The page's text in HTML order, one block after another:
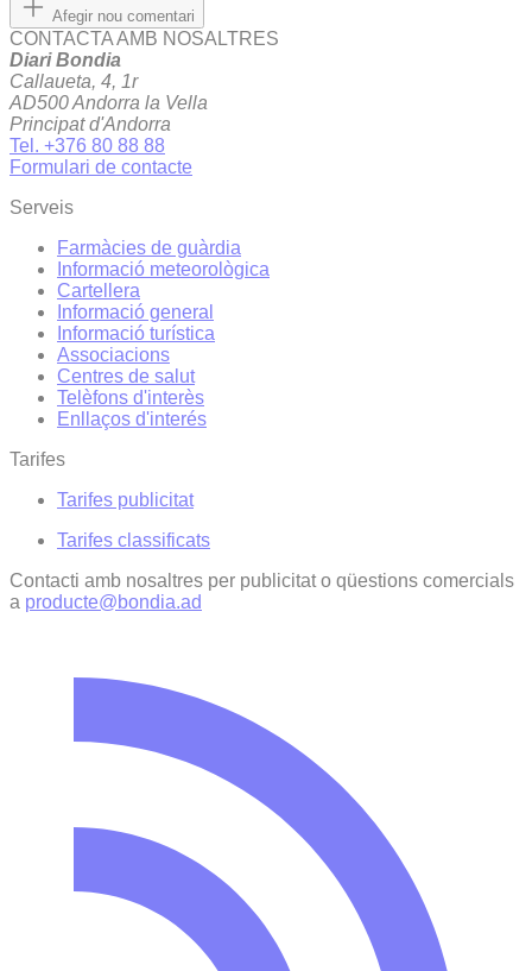
Afegir nou comentari
CONTACTA AMB NOSALTRES
Diari Bondia
Callaueta, 4, 1r
AD500 Andorra la Vella
Principat d'Andorra
Tel. +376 80 88 88
Formulari de contacte
Serveis
Farmàcies de guàrdia
Informació meteorològica
Cartellera
Informació general
Informació turística
Associacions
Centres de salut
Telèfons d'interès
Enllaços d'interés
Tarifes
Tarifes publicitat
Tarifes classificats
Contacti amb nosaltres per publicitat o qüestions comercials
a producte@bondia.ad